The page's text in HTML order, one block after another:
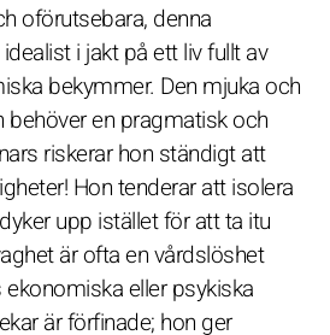
oförutsebara, denna
i jakt på ett liv fullt av
bekymmer. Den mjuka och
behöver en pragmatisk och
riskerar hon ständigt att
Hon tenderar att isolera
upp istället för att ta itu
är ofta en vårdslöshet
eller psykiska
är förfinade; hon ger